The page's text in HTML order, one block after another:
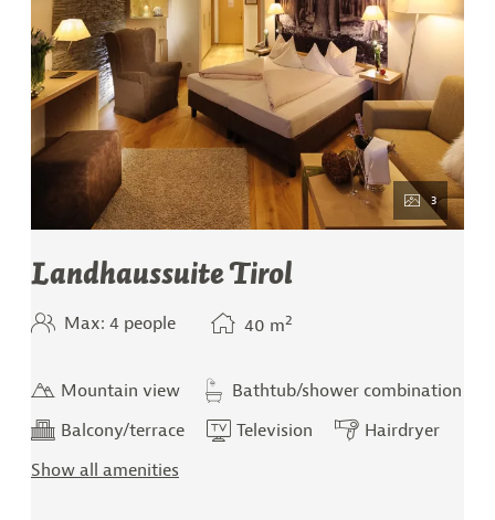
3
Landhaussuite Tirol
Max: 4 people 40 m2
Mountain view
Bathtub/shower combination
Balcony/terrace
Television
Hairdryer
Show all amenities